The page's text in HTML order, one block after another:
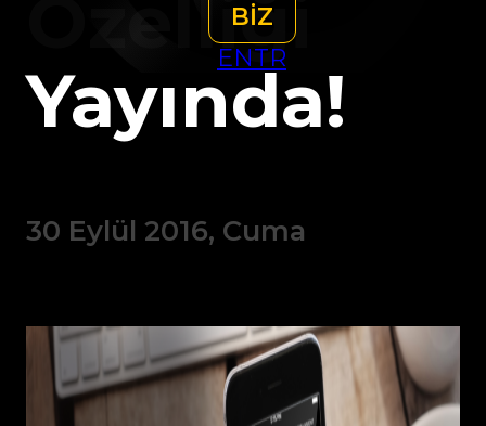
BİZ
ENTR
Özelliği
Yayında!
30 Eylül 2016, Cuma